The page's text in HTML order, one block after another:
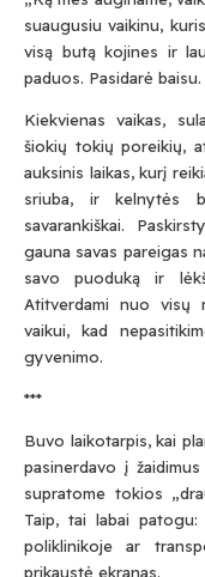
suaugusiu vaikinu,
visą butą kojines ir
paduos. Pasidarė baisu.
Kiekvienas vaikas,
šiokių tokių poreikių,
auksinis laikas, kurį
sriuba, ir kelnytės
savarankiškai.
gauna savas pareigas
savo puoduką ir
Atitverdami nuo visų
vaikui, kad
gyvenimo.
***
Buvo laikotarpis, kai
pasinerdavo į
supratome tokios
Taip, tai labai
poliklinikoje ar
prikaustė ekranas.